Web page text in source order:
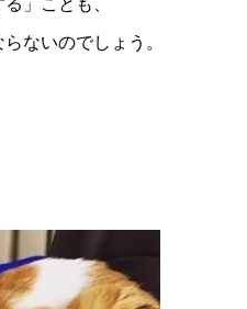
」ことも、
ないのでしょう。